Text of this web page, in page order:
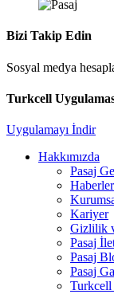
Bizi Takip Edin
Sosyal medya
Turkcell
Uygulamayı İndir
Hakkımızda
Pasaj
Kariyer
Gizlilik
Pasaj
Pasaj
Pasaj